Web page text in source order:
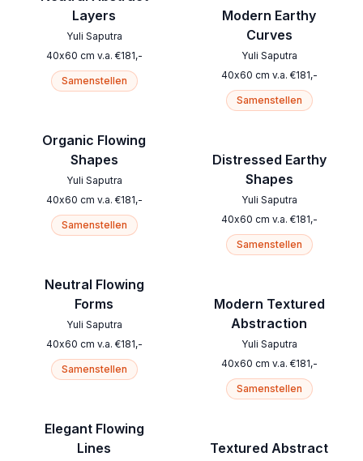
Layers
Yuli Saputra
40x60 cm v.a. €181,-
Samenstellen
Organic Flowing
Shapes
Yuli Saputra
40x60 cm v.a. €181,-
Samenstellen
Neutral Flowing
Forms
Yuli Saputra
40x60 cm v.a. €181,-
Samenstellen
Elegant Flowing
Lines
Modern Earthy
Curves
Yuli Saputra
40x60 cm v.a. €181,-
Samenstellen
Distressed Earthy
Shapes
Yuli Saputra
40x60 cm v.a. €181,-
Samenstellen
Modern Textured
Abstraction
Yuli Saputra
40x60 cm v.a. €181,-
Samenstellen
Textured Abstract